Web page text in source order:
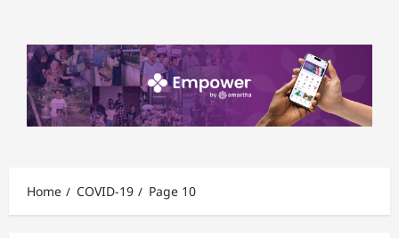
content
Home COVID-19 Page 10